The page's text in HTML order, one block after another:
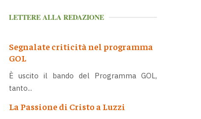
LETTERE ALLA REDAZIONE
Segnalate criticità nel programma
GOL
È uscito il bando del Programma GOL,
tanto...
La Passione di Cristo a Luzzi